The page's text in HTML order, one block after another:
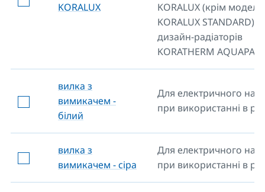
KORALUX
KORALUX (крім моделі
KORALUX STANDARD)
дизайн-радіаторів
KORATHERM
вилка з
вимикачем -
білий
Для електричного
при використанні в
вилка з
вимикачем - сіра
Для електричного
при використанні в